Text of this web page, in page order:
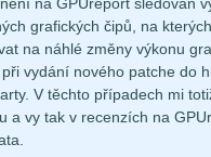
grafických čipů, na
na náhlé změny výkonu
vydání nového patche do
V těchto případech mi
a vy tak v recenzích na